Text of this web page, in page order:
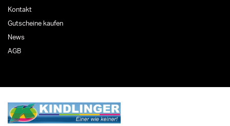
Kontakt
Gutscheine kaufen
News
AGB